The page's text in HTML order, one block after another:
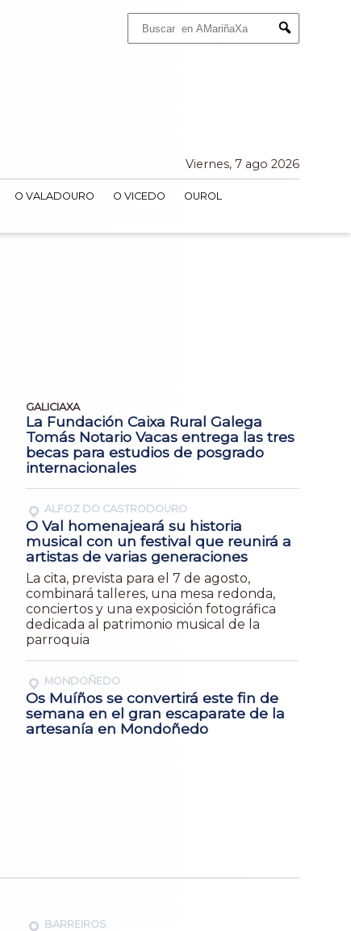
Submit
Viernes, 7 ago 2026
O VALADOURO O VICEDO
OUROL
GALICIAXA
La Fundación Caixa Rural Galega
Tomás Notario Vacas entrega las tres
becas para estudios de posgrado
internacionales
ALFOZ DO CASTRODOURO
O Val homenajeará su historia
musical con un festival que reunirá a
artistas de varias generaciones
La cita, prevista para el 7 de agosto,
combinará talleres, una mesa redonda,
conciertos y una exposición fotográfica
dedicada al patrimonio musical de la
parroquia
MONDOÑEDO
Os Muíños se convertirá este fin de
semana en el gran escaparate de la
artesanía en Mondoñedo
BARREIROS